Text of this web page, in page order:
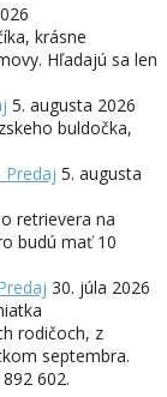
krásne
Hľadajú sa len
5. augusta 2026
buldočka,
Predaj 5. augusta
retrievera na
budú mať 10
30. júla 2026
rodičoch, z
septembra.
602.